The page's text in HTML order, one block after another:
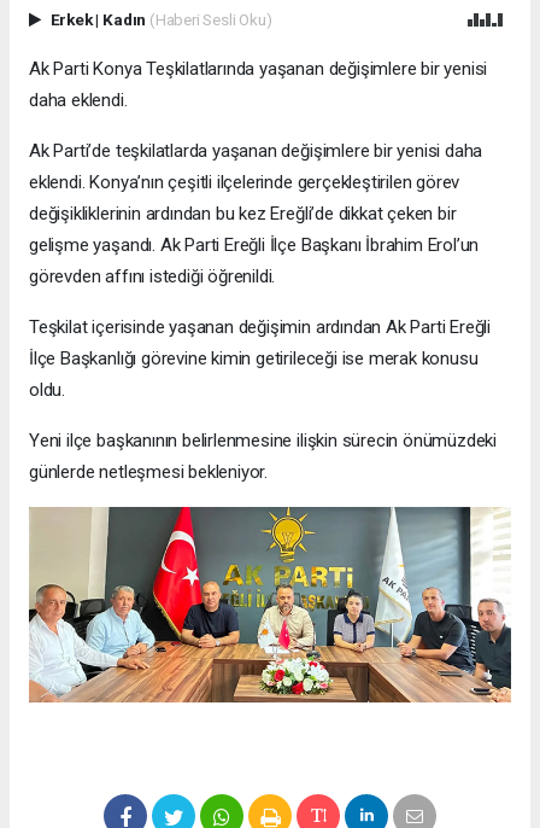
Erkek| Kadın (Haberi Sesli Oku)
Ak Parti Konya Teşkilatlarında yaşanan değişimlere bir yenisi
daha eklendi.
Ak Parti’de teşkilatlarda yaşanan değişimlere bir yenisi daha
eklendi. Konya’nın çeşitli ilçelerinde gerçekleştirilen görev
değişikliklerinin ardından bu kez Ereğli’de dikkat çeken bir
gelişme yaşandı. Ak Parti Ereğli İlçe Başkanı İbrahim Erol’un
görevden affını istediği öğrenildi.
Teşkilat içerisinde yaşanan değişimin ardından Ak Parti Ereğli
İlçe Başkanlığı görevine kimin getirileceği ise merak konusu
oldu.
Yeni ilçe başkanının belirlenmesine ilişkin sürecin önümüzdeki
günlerde netleşmesi bekleniyor.